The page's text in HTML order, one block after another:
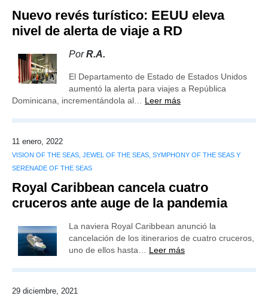
Nuevo revés turístico: EEUU eleva
nivel de alerta de viaje a RD
PorR.A.
El Departamento de Estado de Estados Unidos
aumentó la alerta para viajes a República
Dominicana, incrementándola al… Leer más
11 enero, 2022
VISION OF THE SEAS, JEWEL OF THE SEAS, SYMPHONY OF THE SEAS Y
SERENADE OF THE SEAS
Royal Caribbean cancela cuatro
cruceros ante auge de la pandemia
La naviera Royal Caribbean anunció la
cancelación de los itinerarios de cuatro cruceros,
uno de ellos hasta… Leer más
29 diciembre, 2021